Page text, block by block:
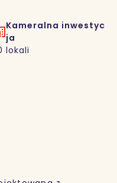
Kameralna inwestyc
ja
lokali